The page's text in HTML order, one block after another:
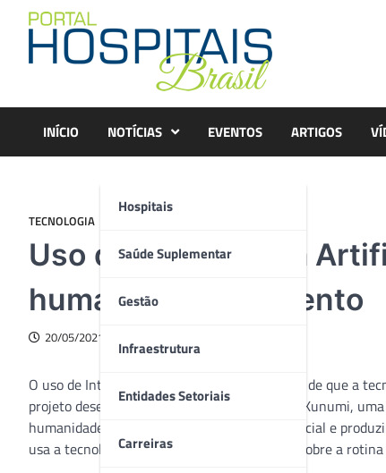
content
INÍCIO NOTÍCIAS
Hospitais
Saúde Suplementar
Gestão
Infraestrutura
Entidades Setoriais
Carreiras
EVENTOS ARTIGOS
TECNOLOGIA
Uso de Inteligência
humaniza atendimento
20/05/2021
O uso de Inteligência Artificial envolve o mito de que a
projeto desenvolvido para a Unimed-BH pela Kunumi, uma
humanidade pelas lentes da inteligência artificial e
usa a tecnologia para gerar efeitos positivos sobre a